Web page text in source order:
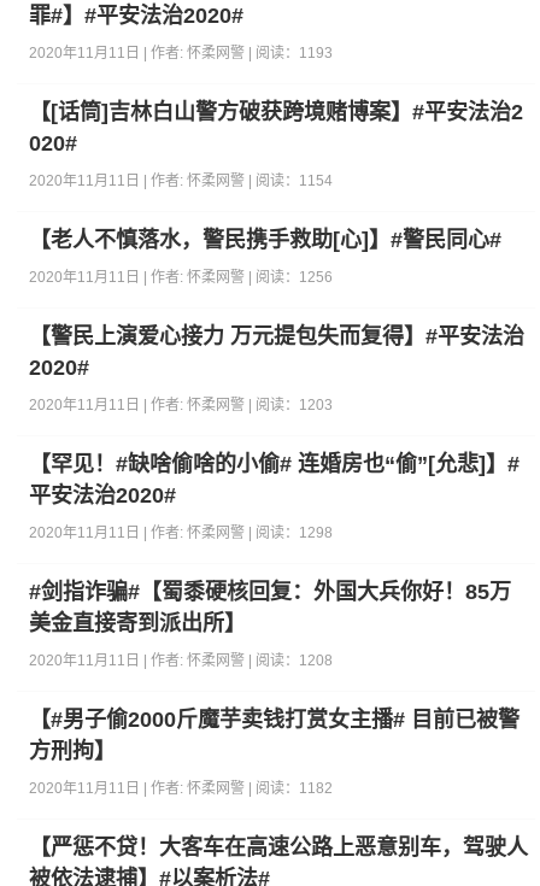
罪#】#平安法治2020#
2020年11月11日 | 作者:怀柔网警 | 阅读： 1193
【[话筒]吉林白山警方破获跨境赌博案】#平安法治2
020#
2020年11月11日 | 作者:怀柔网警 | 阅读： 1154
【老人不慎落水，警民携手救助[心]】#警民同心#
2020年11月11日 | 作者:怀柔网警 | 阅读： 1256
【警民上演爱心接力 万元提包失而复得】#平安法治
2020#
2020年11月11日 | 作者:怀柔网警 | 阅读： 1203
【罕见！#缺啥偷啥的小偷# 连婚房也“偷”[允悲]】#
平安法治2020#
2020年11月11日 | 作者:怀柔网警 | 阅读： 1298
#剑指诈骗#【蜀黍硬核回复：外国大兵你好！85万
美金直接寄到派出所】
2020年11月11日 | 作者:怀柔网警 | 阅读： 1208
【#男子偷2000斤魔芋卖钱打赏女主播# 目前已被警
方刑拘】
2020年11月11日 | 作者:怀柔网警 | 阅读： 1182
【严惩不贷！大客车在高速公路上恶意别车，驾驶人
被依法逮捕】#以案析法#